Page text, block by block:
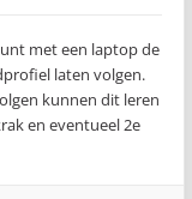
met een laptop de
laten volgen.
kunnen dit leren
en eventueel 2e